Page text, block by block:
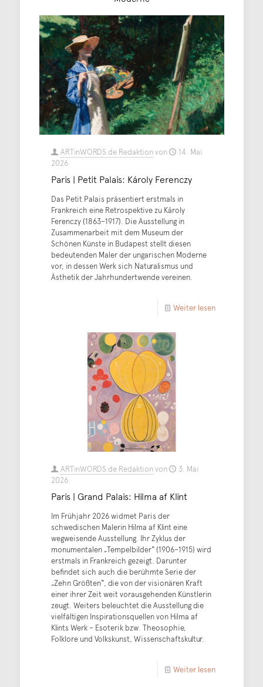
ARTinWORDS.de Redaktionvon
14. Mai
2026
Paris | Petit Palais: Károly Ferenczy
Das Petit Palais präsentiert erstmals in
Frankreich eine Retrospektive zu Károly
Ferenczy (1863–1917). Die Ausstellung in
Zusammenarbeit mit dem Museum der
Schönen Künste in Budapest stellt diesen
bedeutenden Maler der ungarischen Moderne
vor, in dessen Werk sich Naturalismus und
Ästhetik der Jahrhundertwende vereinen.
Weiter lesen
ARTinWORDS.de Redaktionvon
3. Mai
2026
Paris | Grand Palais: Hilma af Klint
Im Frühjahr 2026 widmet Paris der
schwedischen Malerin Hilma af Klint eine
wegweisende Ausstellung. Ihr Zyklus der
monumentalen „Tempelbilder“ (1906–1915) wird
erstmals in Frankreich gezeigt. Darunter
befindet sich auch die berühmte Serie der
„Zehn Größten“, die von der visionären Kraft
einer ihrer Zeit weit vorausgehenden Künstlerin
zeugt. Weiters beleuchtet die Ausstellung die
vielfältigen Inspirationsquellen von Hilma af
Klints Werk – Esoterik bzw. Theosophie,
Folklore und Volkskunst, Wissenschaftskultur.
Weiter lesen